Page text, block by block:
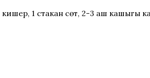
кишер, 1 стакан сөт, 2-3 аш кашыгы